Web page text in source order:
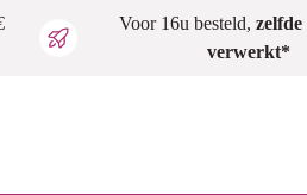
Voor 16u besteld,
verwerkt*